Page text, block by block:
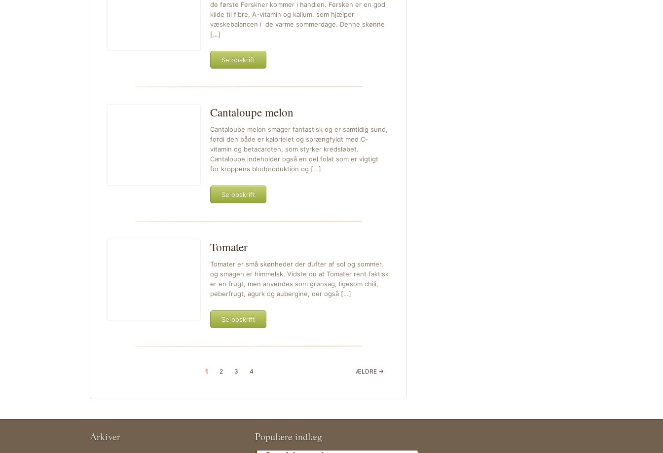
de første Ferskner kommer i handlen. Fersken er en god
kilde til fibre, A-vitamin og kalium, som hjælper
væskebalancen i de varme sommerdage. Denne skønne
[…]
Se opskrift
Cantaloupe melon
Cantaloupe melon smager fantastisk og er samtidig sund,
fordi den både er kalorielet og sprængfyldt med C-
vitamin og betacaroten, som styrker kredsløbet.
Cantaloupe indeholder også en del folat som er vigtigt
for kroppens blodproduktion og […]
Se opskrift
Tomater
Tomater er små skønheder der dufter af sol og sommer,
og smagen er himmelsk. Vidste du at Tomater rent faktisk
er en frugt, men anvendes som grønsag, ligesom chili,
peberfrugt, agurk og aubergine, der også […]
Se opskrift
1 2 3 4 ÆLDRE →
Arkiver Populære indlæg